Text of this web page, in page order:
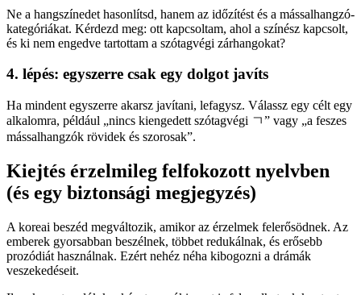
Ne a hangszínedet hasonlítsd, hanem az időzítést és a mássalhangzó-
kategóriákat. Kérdezd meg: ott kapcsoltam, ahol a színész kapcsolt,
és ki nem engedve tartottam a szótagvégi zárhangokat?
4. lépés: egyszerre csak egy dolgot javíts
Ha mindent egyszerre akarsz javítani, lefagysz. Válassz egy célt egy
alkalomra, például „nincs kiengedett szótagvégi ㄱ” vagy „a feszes
mássalhangzók rövidek és szorosak”.
Kiejtés érzelmileg felfokozott nyelvben
(és egy biztonsági megjegyzés)
A koreai beszéd megváltozik, amikor az érzelmek felerősödnek. Az
emberek gyorsabban beszélnek, többet redukálnak, és erősebb
prozódiát használnak. Ezért nehéz néha kibogozni a drámák
veszekedéseit.